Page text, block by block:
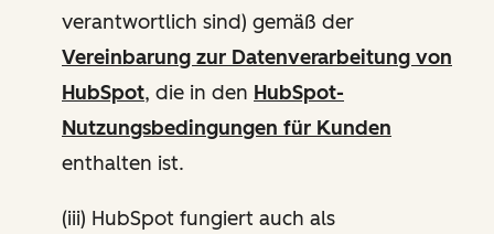
verantwortlich sind) gemäß der
Vereinbarung zur Datenverarbeitung von
HubSpot, die in den HubSpot-
Nutzungsbedingungen für Kunden
enthalten ist.
(iii) HubSpot fungiert auch als